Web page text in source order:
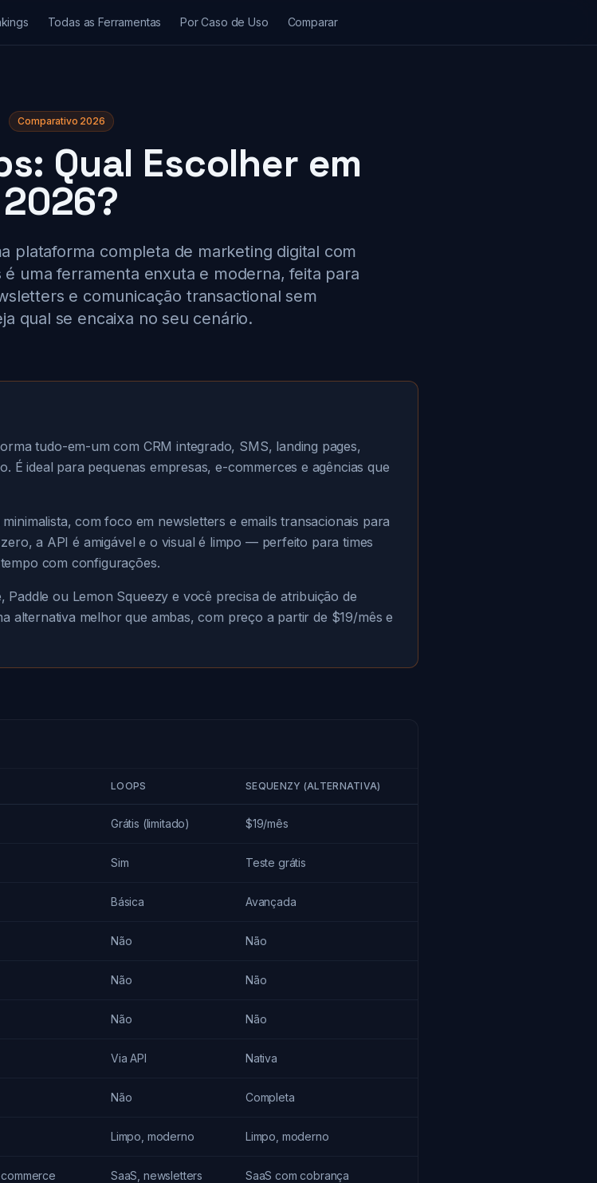
Todas as Ferramentas Por Caso de Uso Comparar
Comparativo 2026
Qual Escolher em
2026?
plataforma completa de marketing digital com
uma ferramenta enxuta e moderna, feita para
e comunicação transactional sem
qual se encaixa no seu cenário.
tudo-em-um com CRM integrado, SMS, landing pages,
É ideal para pequenas empresas, e-commerces e agências que
com foco em newsletters e emails transacionais para
a API é amigável e o visual é limpo — perfeito para times
com configurações.
Paddle ou Lemon Squeezy e você precisa de atribuição de
alternativa melhor que ambas, com preço a partir de $19/mês e
LOOPS SEQUENZY (ALTERNATIVA)
Grátis (limitado) $19/mês
Sim Teste grátis
Básica Avançada
Não Não
Não Não
Não Não
Via API Nativa
Não Completa
Limpo, moderno Limpo, moderno
SaaS, newsletters SaaS com cobrança